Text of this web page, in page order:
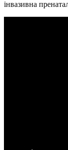
інвазивна